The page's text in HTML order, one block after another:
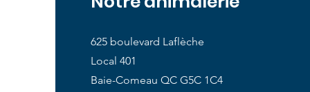
625 boulevard Laflèche
Local 401
Baie-Comeau QC G5C 1C4